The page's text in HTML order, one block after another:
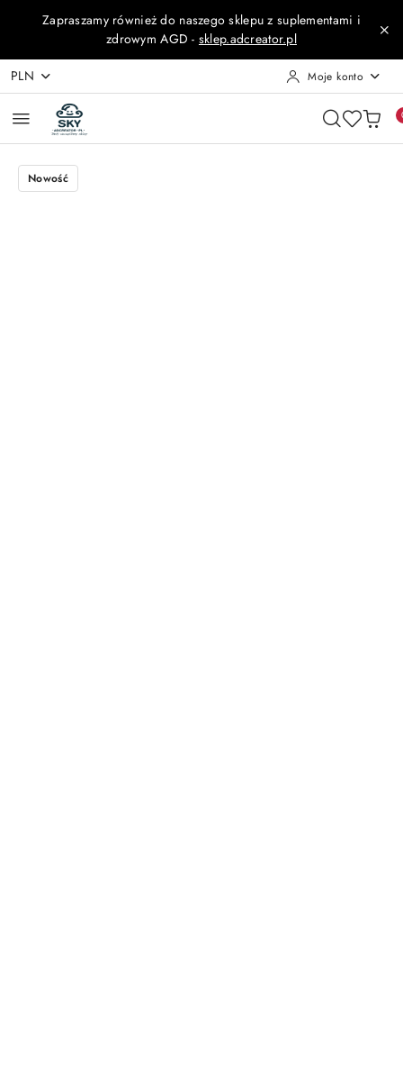
Przejdź do treści głównej
Przejdź do wyszukiwarki
Przejdź do moje konto
Przejdź do menu głównego
Przejdź do opisu produktu
Przejdź do stopki
Zapraszamy również do naszego sklepu z suplementami i
zdrowym AGD - sklep.adcreator.pl
PLN Moje konto
Nowość